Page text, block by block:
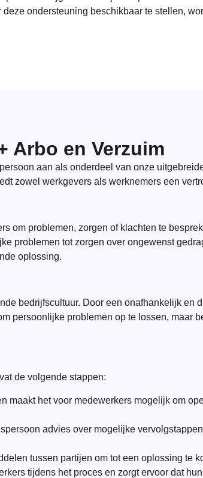
ondersteuning beschikbaar te stellen,
Arbo en Verzuim
aan als onderdeel van onze
zowel werkgevers als werknemers een
om problemen, zorgen of klachten te
problemen tot zorgen over ongewenst
oplossing.
bedrijfscultuur. Door een onafhankelijk en
persoonlijke problemen op te lossen, maar
de volgende stappen:
maakt het voor medewerkers mogelijk om
advies over mogelijke
tussen partijen om tot een oplossing te
tijdens het proces en zorgt ervoor dat